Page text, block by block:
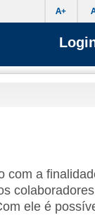
A+
com a
ele é